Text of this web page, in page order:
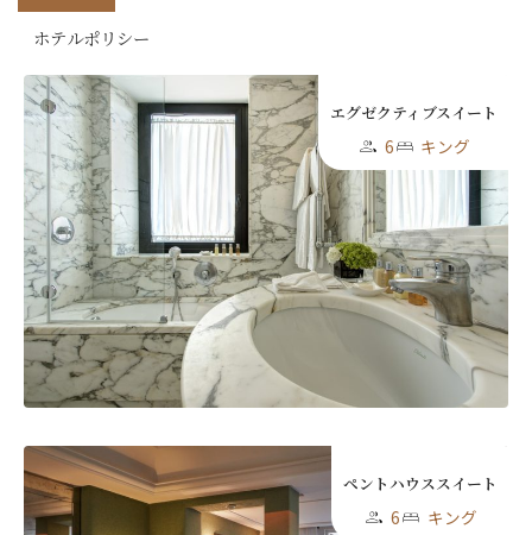
ホテルポリシー
エグゼクティブスイート
6 キング
ペントハウススイート
6 キング